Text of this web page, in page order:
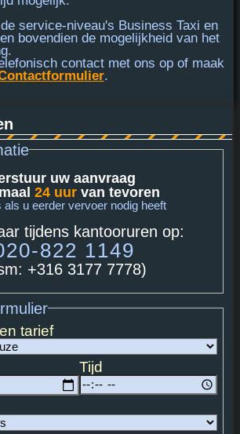
service-niveau's Business Taxi en
bovendien de mogelijkheid van het
contact met ons op of maak
.
uw aanvraag
24 uurvan tevoren
als u eerder vervoer nodig heeft
tijdens kantooruren op:
822 1149
+316 3177 7778)
tarief
Tijd